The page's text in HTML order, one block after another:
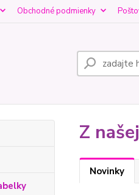
Obchodné podmienky
Z
Novinky